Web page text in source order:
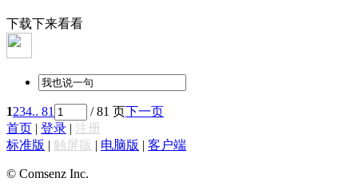
下载下来看看
1234.. 81 / 81 页下一页
首页 | 登录 | 注册
标准版 | 触屏版 | 电脑版 | 客户端
© Comsenz Inc.